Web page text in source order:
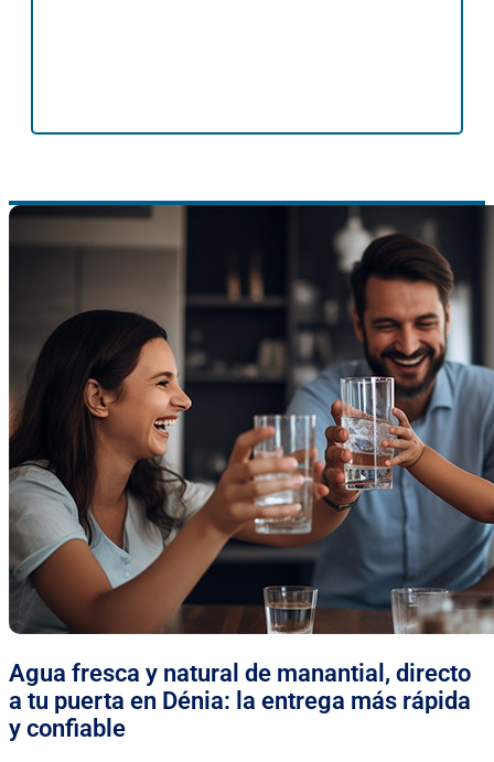
Agua fresca y natural de manantial, directo
a tu puerta en Dénia: la entrega más rápida
y confiable